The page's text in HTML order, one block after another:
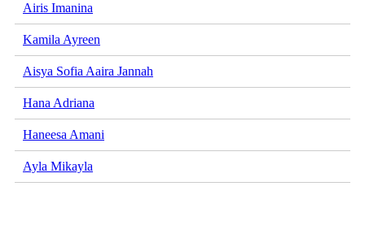
Airis Imanina
Kamila Ayreen
Aisya Sofia Aaira Jannah
Hana Adriana
Haneesa Amani
Ayla Mikayla